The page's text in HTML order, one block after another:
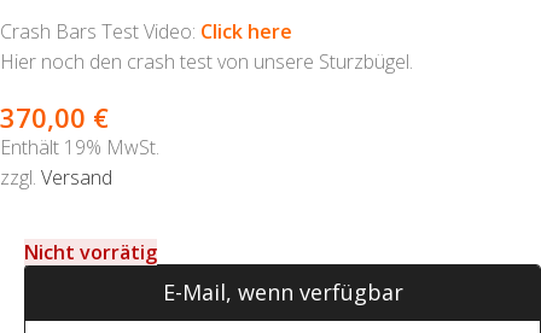
Crash Bars Test Video: Click here
Hier noch den crash test von unsere Sturzbügel.
370,00 €
Enthält 19% MwSt.
zzgl. Versand
Nicht vorrätig
E-Mail, wenn verfügbar